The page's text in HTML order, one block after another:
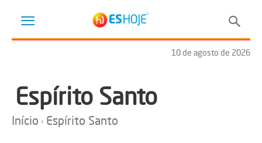
10 de agosto de 2026
Espírito Santo
Início Espírito Santo